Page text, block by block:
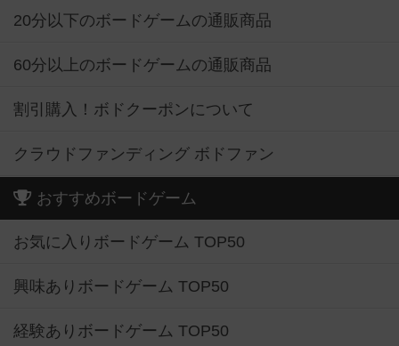
20分以下のボードゲームの通販商品
60分以上のボードゲームの通販商品
割引購入！ボドクーポンについて
クラウドファンディング ボドファン
おすすめボードゲーム
お気に入りボードゲーム TOP50
興味ありボードゲーム TOP50
経験ありボードゲーム TOP50